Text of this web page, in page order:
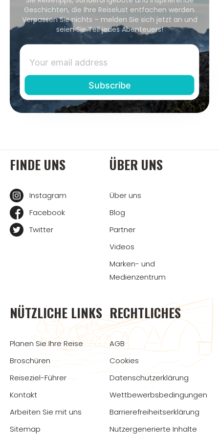
Geschichten, die Ihre Reiselust entfachen werden.
Verpassen Sie nichts – melden Sie sich jetzt an und
seien Sie Teil jedes Abenteuers!
FINDE UNS
Instagram
Facebook
Twitter
ÜBER UNS
Über uns
Blog
Partner
Videos
Marken- und
Medienzentrum
NÜTZLICHE LINKS
Planen Sie Ihre Reise
Broschüren
Reiseziel-Führer
Kontakt
Arbeiten Sie mit uns
Sitemap
RECHTLICHES
AGB
Cookies
Datenschutzerklärung
Wettbewerbsbedingungen
Barrierefreiheitserklärung
Nutzergenerierte Inhalte